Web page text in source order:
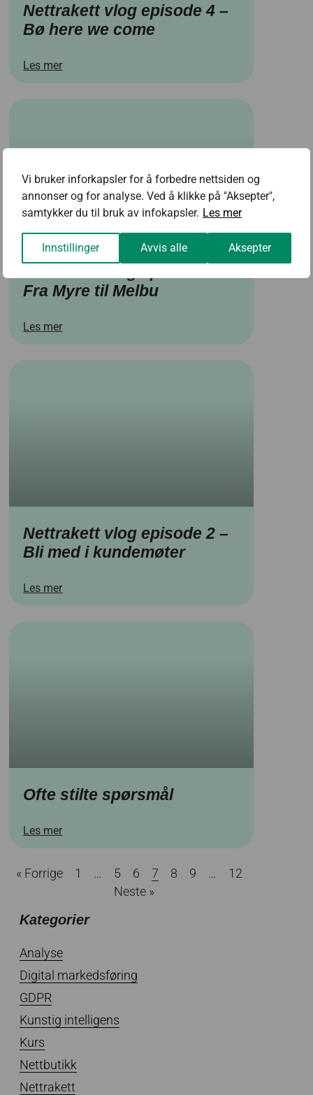
Vi bruker inforkapsler for å forbedre nettsiden og
annonser og for analyse. Ved å klikke på "Aksepter",
samtykker du til bruk av infokapsler. Les mer
Innstillinger Avvis alle Aksepter
Nettrakett vlog episode 4 –
Bø here we come
Les mer
Fra Myre til Melbu
Les mer
Nettrakett vlog episode 2 –
Bli med i kundemøter
Les mer
Ofte stilte spørsmål
Les mer
« Forrige 1 … 5 6 7 8 9 …
12
Neste »
Kategorier
Analyse
Digital markedsføring
GDPR
Kunstig intelligens
Kurs
Nettbutikk
Nettrakett